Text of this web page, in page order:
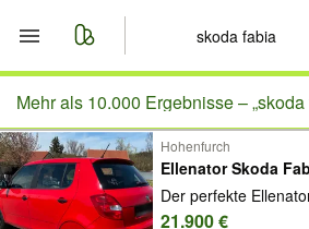
Start
Merkliste
Nachrichten
Mehr als 10.000 Ergebnisse –
Hohenfurch
Ellenator Skoda
Der perfekte
21.900 €